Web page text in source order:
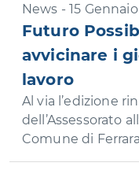
News - 15
Futuro
avvicinare i
lavoro
Al via l’edizione
dell’Assessorato
Comune di Ferrara